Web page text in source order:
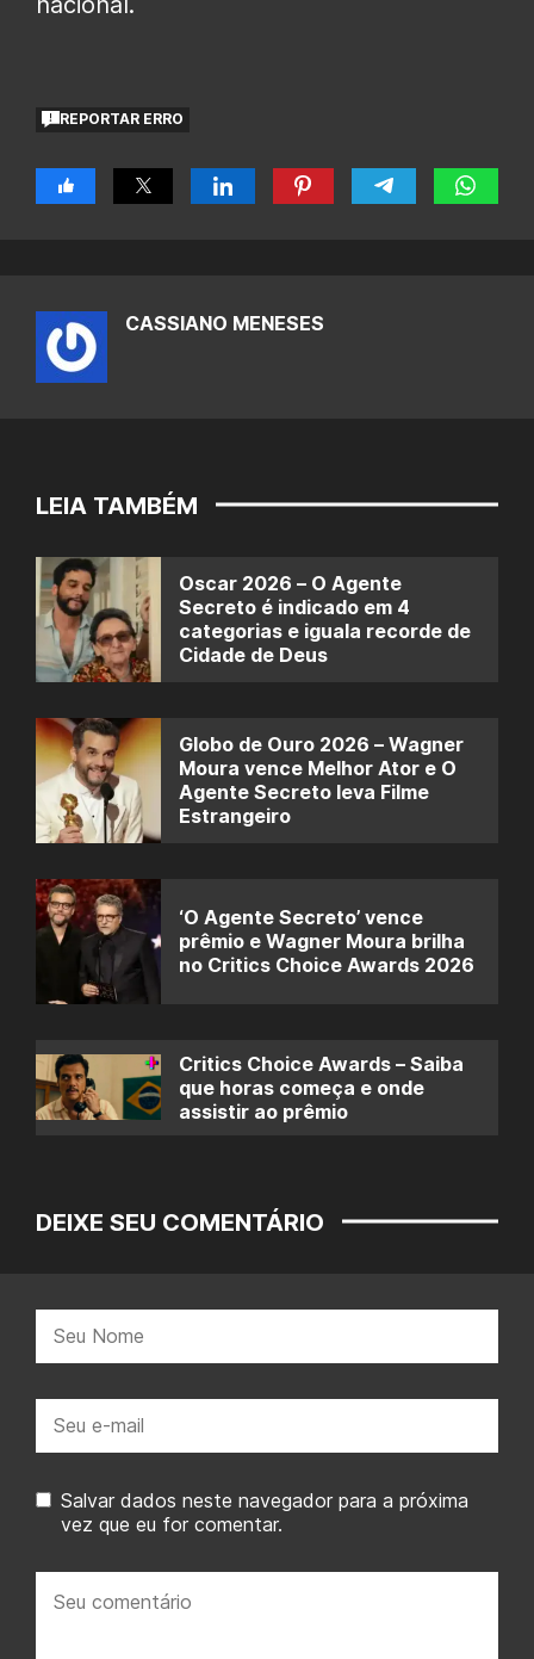
REPORTAR ERRO
CASSIANO MENESES
LEIA TAMBÉM
Oscar 2026 – O Agente
Secreto é indicado em 4
categorias e iguala recorde de
Cidade de Deus
Globo de Ouro 2026 – Wagner
Moura vence Melhor Ator e O
Agente Secreto leva Filme
Estrangeiro
‘O Agente Secreto’ vence
prêmio e Wagner Moura brilha
no Critics Choice Awards 2026
Critics Choice Awards – Saiba
que horas começa e onde
assistir ao prêmio
DEIXE SEU COMENTÁRIO
mail:
Salvar dados neste navegador para a próxima
vez que eu for comentar.
comentário: